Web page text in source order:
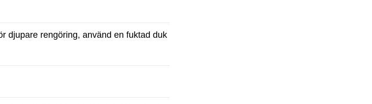
djupare rengöring, använd en fuktad duk